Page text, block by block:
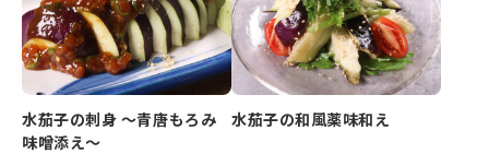
水茄子の刺身 ～青唐もろみ
味噌添え～
水茄子の和風薬味和え